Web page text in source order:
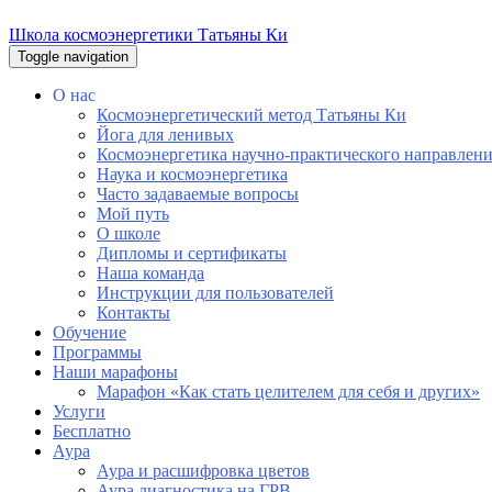
Школа космоэнергетики Татьяны Ки
Toggle navigation
О нас
Космоэнергетический метод Татьяны Ки
Йога для ленивых
Космоэнергетика научно-практического
Наука и космоэнергетика
Часто задаваемые вопросы
Мой путь
О школе
Дипломы и сертификаты
Наша команда
Инструкции для пользователей
Контакты
Обучение
Программы
Наши марафоны
Марафон «Как стать целителем для себя и других»
Услуги
Бесплатно
Аура
Аура и расшифровка цветов